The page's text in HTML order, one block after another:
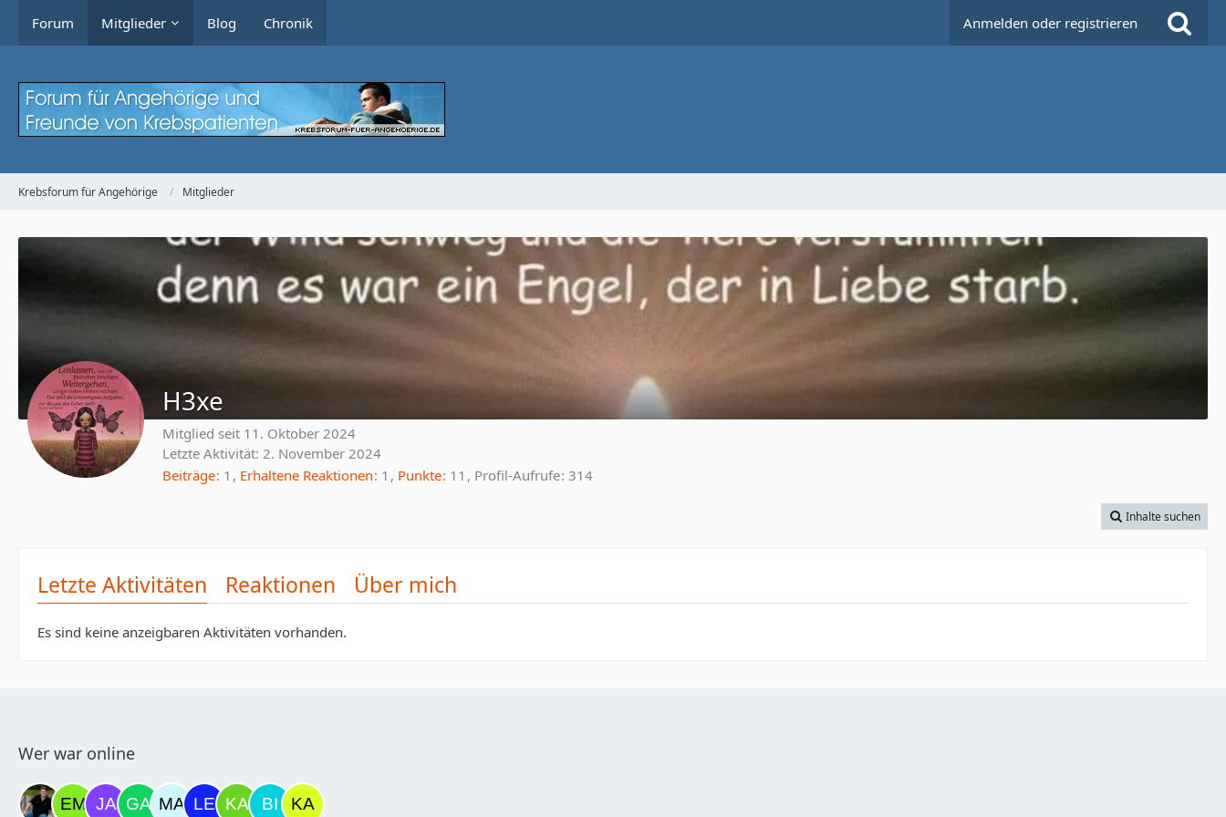
Forum Mitglieder Blog Chronik Anmelden oder registrieren
Krebsforum für Angehörige Mitglieder
H3xe
Mitglied seit 11. Oktober 2024
Letzte Aktivität: 2. November 2024
Beiträge 1 Erhaltene Reaktionen 1 Punkte 11 Profil-Aufrufe 314
Inhalte suchen
Letzte Aktivitäten Reaktionen Über mich
Es sind keine anzeigbaren Aktivitäten vorhanden.
Wer war online